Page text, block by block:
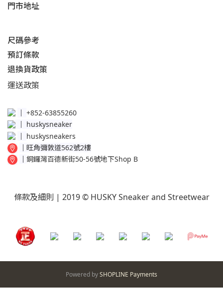
門市地址
尺碼參考
預訂條款
退換貨政策​
運送政策​
│ +852-63855260
huskysneaker
│ huskysneakers
│ 旺角彌敦道562號2樓
│ 銅鑼灣百德新街50-56號地下Shop B
條款及細則 | 2019 © HUSKY Sneaker and Streetwear
Powered bySHOPLINE Payments